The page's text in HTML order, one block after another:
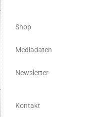
Shop
Mediadaten
Newsletter
Kontakt